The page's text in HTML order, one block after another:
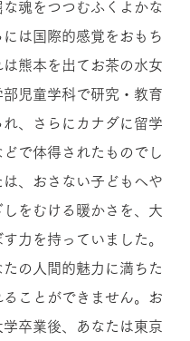
な魂をつつむふくよかな
は国際的感覚をおもち
は熊本を出てお茶の水女
児童学科で研究・教育
れ、さらにカナダに留学
どで体得されたものでし
は、おさない子どもへや
しをむける暖かさを、大
力を持っていました。
の人間的魅力に満ちた
ることができません。お
卒業後、あなたは東京